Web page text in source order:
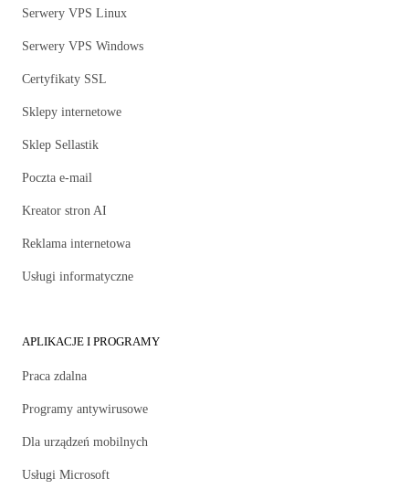
Serwery VPS Linux
Serwery VPS Windows
Certyfikaty SSL
Sklepy internetowe
Sklep Sellastik
Poczta e-mail
Kreator stron AI
Reklama internetowa
Usługi informatyczne
APLIKACJE I PROGRAMY
Praca zdalna
Programy antywirusowe
Dla urządzeń mobilnych
Usługi Microsoft